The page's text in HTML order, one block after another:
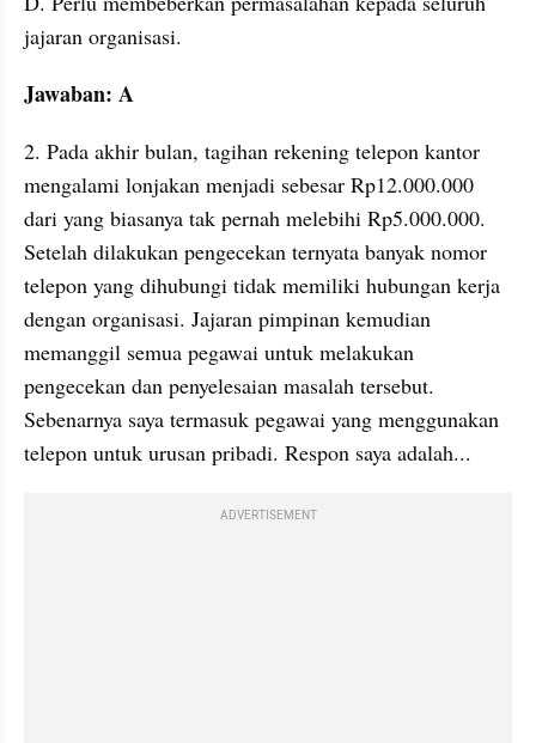
jajaran organisasi.
Jawaban: A
2. Pada akhir bulan, tagihan rekening telepon kantor
mengalami lonjakan menjadi sebesar Rp12.000.000
dari yang biasanya tak pernah melebihi Rp5.000.000.
Setelah dilakukan pengecekan ternyata banyak nomor
telepon yang dihubungi tidak memiliki hubungan kerja
dengan organisasi. Jajaran pimpinan kemudian
memanggil semua pegawai untuk melakukan
pengecekan dan penyelesaian masalah tersebut.
Sebenarnya saya termasuk pegawai yang menggunakan
telepon untuk urusan pribadi. Respon saya adalah...
ADVERTISEMENT